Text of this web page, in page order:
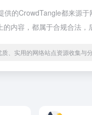
供的CrowdTangle都来源
内容，都属于合规合法
、实用的网络站点资源收集与